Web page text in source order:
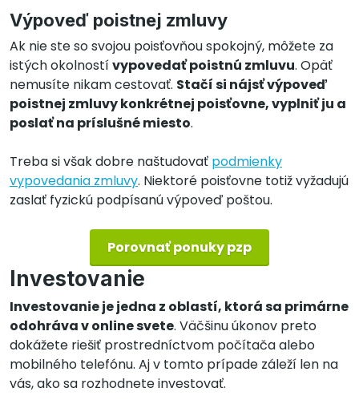
Výpoveď poistnej zmluvy
Ak nie ste so svojou poisťovňou spokojný, môžete za
istých okolnostívypovedať poistnú zmluvu. Opäť
nemusíte nikam cestovať. Stačí si nájsť výpoveď
poistnej zmluvy konkrétnej poisťovne, vyplniť ju a
poslať na príslušné miesto.
Treba si však dobre naštudovať podmienky
vypovedania zmluvy. Niektoré poisťovne totiž vyžadujú
zaslať fyzickú podpísanú výpoveď poštou.
Porovnať ponuky pzp
Investovanie
Investovanie je jedna z oblastí, ktorá sa primárne
odohráva v online svete. Väčšinu úkonov preto
dokážete riešiť prostredníctvom počítača alebo
mobilného telefónu. Aj v tomto prípade záleží len na
vás, ako sa rozhodnete investovať.